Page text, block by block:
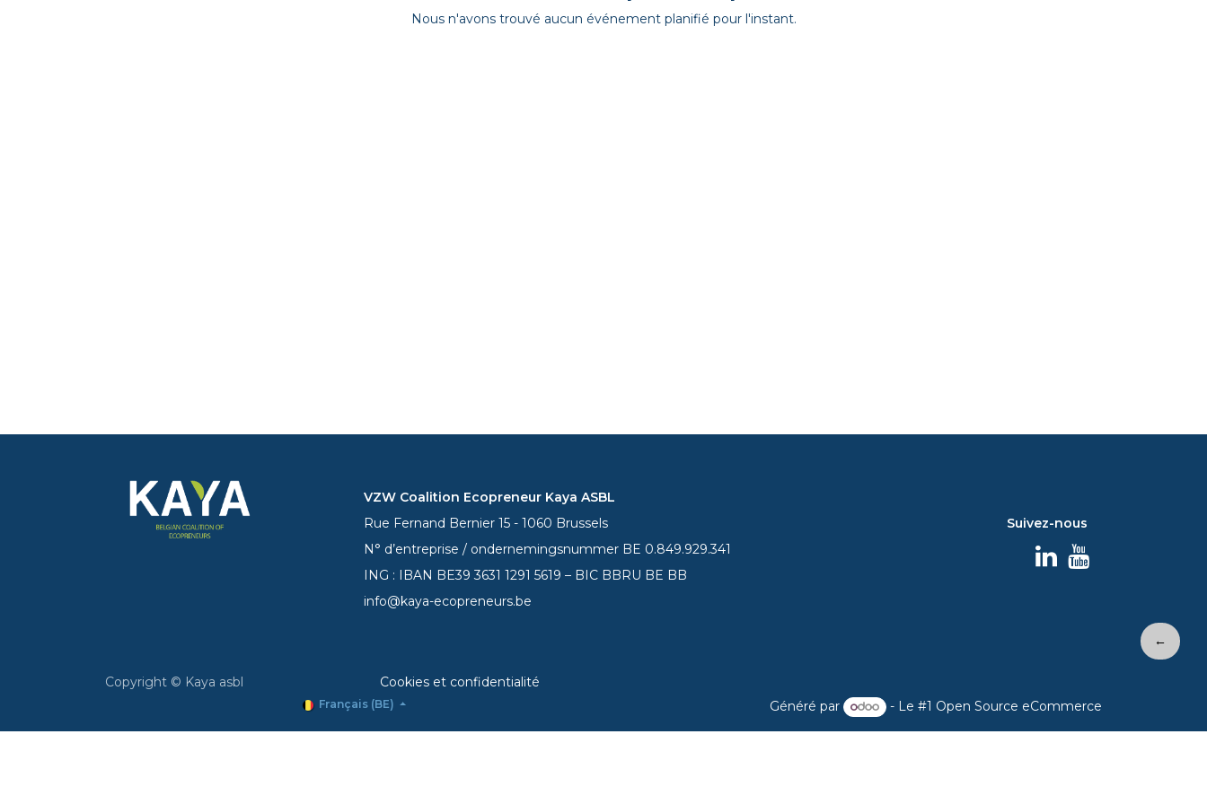
Nous n'avons trouvé aucun événement planifié pour l'instant.
Suivez-nous
←
VZW Coalition Ecopreneur Kaya ASBL
Rue Fernand Bernier 15 - 1060 Brussels
N° d’entreprise / ondernemingsnummer BE 0.849.929.341
ING : IBAN BE393631 1291 5619 – BIC BBRU BE BB
info@kaya-ecopreneurs.be
Copyright © Kaya asbl Cookies et confidentialité
Français (BE) Généré par - Le #1 Open Source eCommerce